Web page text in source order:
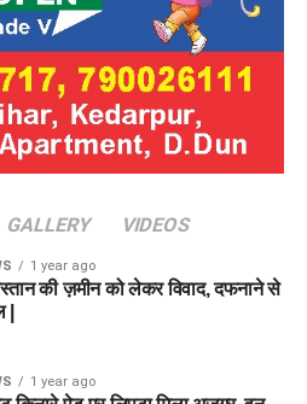
GALLERY VIDEOS
1 year ago
की ज़मीन को लेकर विवाद, दफनाने से
|
1 year ago